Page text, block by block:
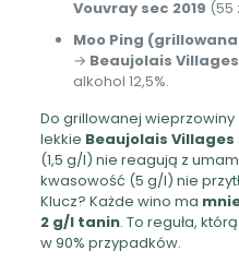
Vouvray sec 2019 (55
Moo Ping
→ Beaujolais
alkohol 12,5%.
Do grillowanej
lekkie Beaujolais Villages
(1,5 g/l) nie reagują z
kwasowość (5 g/l) nie
Klucz? Każde wino ma
2 g/l tanin. To reguła,
w 90% przypadków.